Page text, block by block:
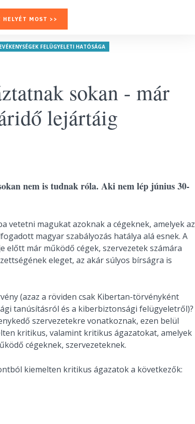
HELYÉT MOST >>
FELÜGYELETI HATÓSÁGA
sokan - már
lejártáig
nem is tudnak róla. Aki nem lép június 30-
vetetni magukat azoknak a cégeknek, amelyek az
magyar szabályozás hatálya alá esnek. A
előtt már működő cégek, szervezetek számára
eleget, az akár súlyos bírságra is
(azaz a röviden csak Kibertan-törvényként
tanúsításról és a kiberbiztonsági felügyeletről)?
szervezetekre vonatkoznak, ezen belül
kritikus, valamint kritikus ágazatokat, amelyek
cégeknek, szervezeteknek.
kiemelten kritikus ágazatok a következők: